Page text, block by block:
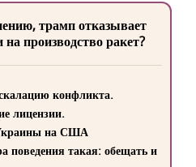
трамп отказывает
производство ракет?
конфликта.
лицензии.
на США
поведения такая: обещать и